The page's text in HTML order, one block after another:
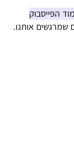
הפייסבוק
שמרגשים אותנו.